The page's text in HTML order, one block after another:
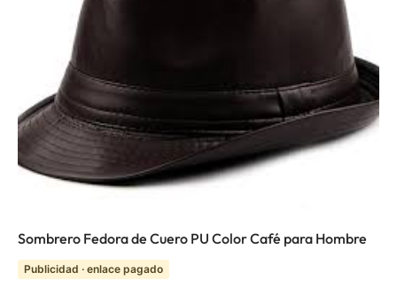
Sombrero Fedora de Cuero PU Color Café para Hombre
Publicidad · enlace pagado